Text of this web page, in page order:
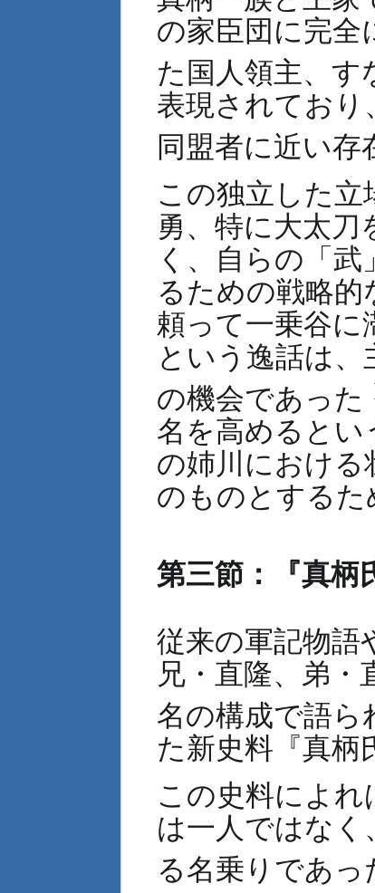
の家臣団に完全
た国人領主、す
表現されており
同盟者に近い
この独立した
勇、特に大太
く、自らの「
るための戦略
頼って一乗谷に
という逸話は
の機会であった
名を高めるとい
の姉川における
のものとする
第三節：『真柄
従来の軍記物語
兄・直隆、弟
名の構成で語ら
た新史料『真柄
この史料によ
は一人ではな
る名乗りであ